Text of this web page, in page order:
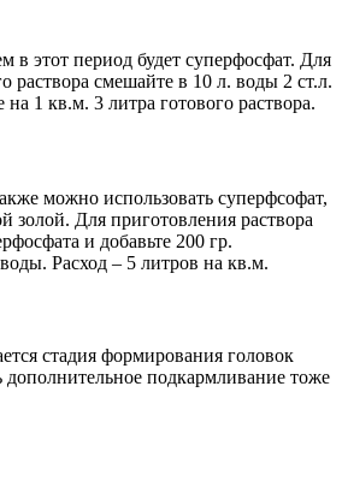
в этот период будет суперфосфат. Для
раствора смешайте в 10 л. воды 2 ст.л.
1 кв.м. 3 литра готового раствора.
можно использовать суперфсофат,
золой. Для приготовления раствора
и добавьте 200 гр.
Расход – 5 литров на кв.м.
стадия формирования головок
дополнительное подкармливание тоже